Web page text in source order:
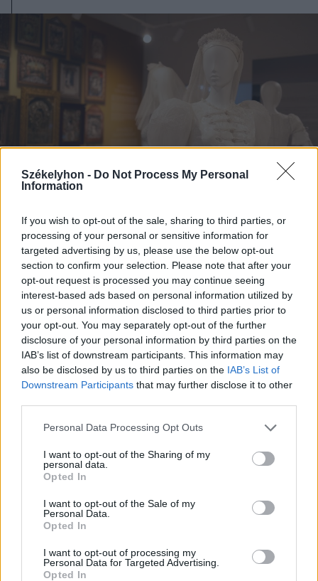
Székelyhon - Do Not Process My Personal
Information
If you wish to opt-out of the sale, sharing to third parties, or
processing of your personal or sensitive information for
targeted advertising by us, please use the below opt-out
section to confirm your selection. Please note that after your
opt-out request is processed you may continue seeing
interest-based ads based on personal information utilized by
us or personal information disclosed to third parties prior to
your opt-out. You may separately opt-out of the further
disclosure of your personal information by third parties on the
IAB’s list of downstream participants. This information may
also be disclosed by us to third parties on the IAB’s List of
Downstream Participants that may further disclose it to other
Personal Data Processing Opt Outs
I want to opt-out of the Sharing of my
personal data.
Opted In
I want to opt-out of the Sale of my
Personal Data.
Opted In
I want to opt-out of processing my
Personal Data for Targeted Advertising.
Opted In
2026. augusztus 07., péntek
Emberi sorsokat, érzelmeket
mutat be a Magyar Menyasszony
kiállítás